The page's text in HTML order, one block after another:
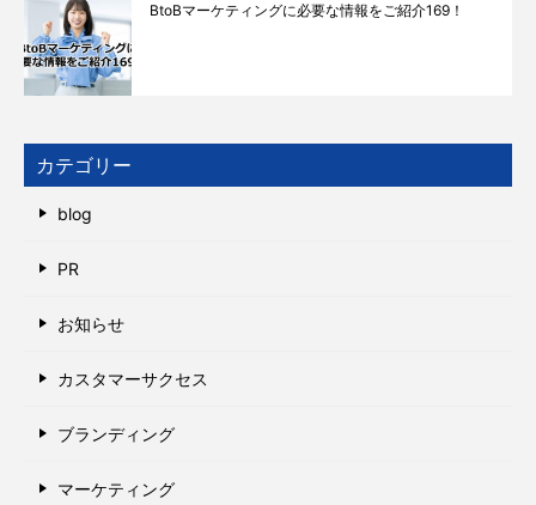
BtoBマーケティングに必要な情報をご紹介169！
カテゴリー
blog
PR
お知らせ
カスタマーサクセス
ブランディング
マーケティング